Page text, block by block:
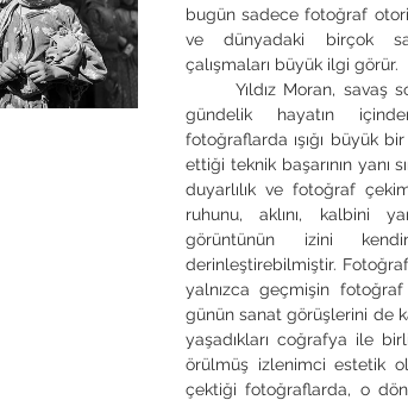
bugün sadece fotoğraf
ve dünyadaki birçok
çalışmaları büyük ilgi görür.
	Yıldız Moran, savaş sonrası dönemde özellikle
gündelik hayatın
fotoğraflarda ışığı büyük
ettiği teknik başarının yanı
duyarlılık ve fotoğraf
ruhunu, aklını, kalbini
görüntünün izini
derinleştirebilmiştir.
yalnızca geçmişin fotoğraf
günün sanat görüşlerini de
yaşadıkları coğrafya ile
örülmüş izlenimci estetik
çektiği fotoğraflarda, o